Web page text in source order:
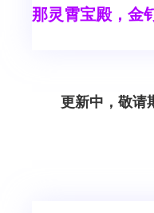
那灵霄宝殿，金
更新中，敬请